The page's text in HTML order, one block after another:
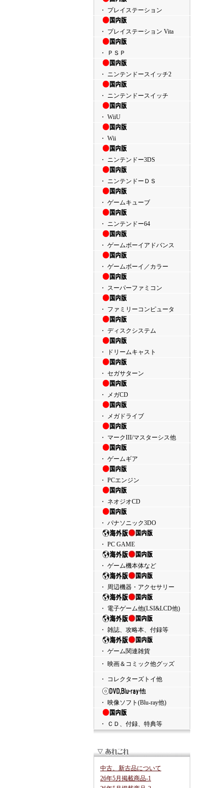
・ プレイステーション
・ プレイステーション Vita
・ ＰＳＰ
・ ニンテンドースイッチ2
・ ニンテンドースイッチ
・ WiiU
・ Wii
・ ニンテンドー3DS
・ ニンテンドーＤＳ
・ ゲームキューブ
・ ニンテンドー64
・ ゲームボーイアドバンス
・ ゲームボーイ／カラー
・ スーパーファミコン
・ ファミリーコンピュータ
・ ディスクシステム
・ ドリームキャスト
・ セガサターン
・ メガCD
・ メガドライブ
・ マークIII/マスターシス他
・ ゲームギア
・ PCエンジン
・ ネオジオCD
・ パナソニック3DO
・ PC GAME
・ ゲーム機本体など
・ 周辺機器・アクセサリー
・ 電子ゲーム他(LSI&LCD他)
・ 雑誌、攻略本、付録等
・ ゲーム関連雑貨
・ 映画＆コミック他グッズ
・ コレクターズトイ他
・ 映像ソフト(Blu-ray他)
・ ＣＤ、付録、特典等
中古、新古品について
26年5月掲載商品-1